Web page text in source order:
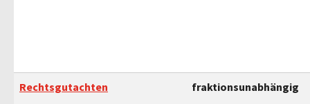
Rechtsgutachten fraktionsunabhängig